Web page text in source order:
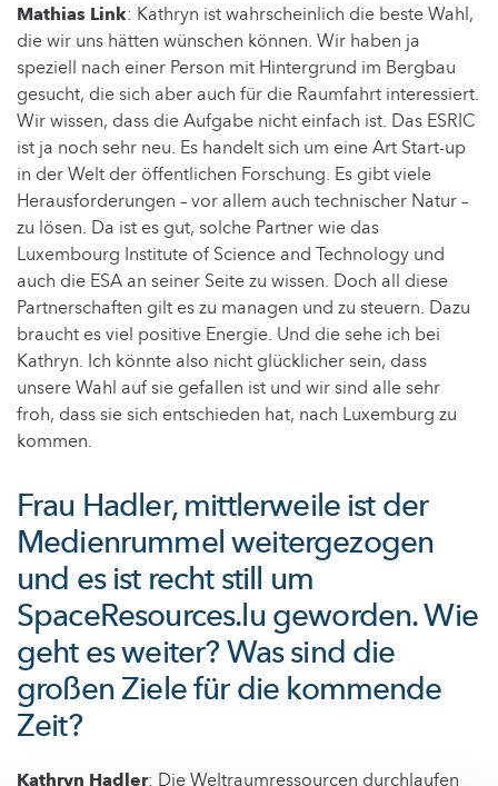
Mathias Link: Kathryn ist wahrscheinlich die beste Wahl,
die wir uns hätten wünschen können. Wir haben ja
speziell nach einer Person mit Hintergrund im Bergbau
gesucht, die sich aber auch für die Raumfahrt interessiert.
Wir wissen, dass die Aufgabe nicht einfach ist. Das ESRIC
ist ja noch sehr neu. Es handelt sich um eine Art Start-up
in der Welt der öffentlichen Forschung. Es gibt viele
Herausforderungen – vor allem auch technischer Natur –
zu lösen. Da ist es gut, solche Partner wie das
Luxembourg Institute of Science and Technology und
auch die ESA an seiner Seite zu wissen. Doch all diese
Partnerschaften gilt es zu managen und zu steuern. Dazu
braucht es viel positive Energie. Und die sehe ich bei
Kathryn. Ich könnte also nicht glücklicher sein, dass
unsere Wahl auf sie gefallen ist und wir sind alle sehr
froh, dass sie sich entschieden hat, nach Luxemburg zu
kommen.
Frau Hadler, mittlerweile ist der
Medienrummel weitergezogen
und es ist recht still um
SpaceResources.lu geworden. Wie
geht es weiter? Was sind die
großen Ziele für die kommende
Zeit?
Kathryn Hadler: Die Weltraumressourcen durchlaufen